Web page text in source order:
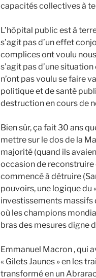
capacités collectives à
L’hôpital public est à
s’agit pas d’un effet
complices ont voulu
s’agit pas d’une
n’ont pas voulu se faire
politique et de santé
destruction en cours de
Bien sûr, ça fait 30 ans
mettre sur le dos de la
majorité (quand ils
occasion de reconstruire
commencé à détruire
pouvoirs, une logique du
investissements
où les champions
bras des mesures digne
Emmanuel Macron , qui
« Gilets Jaunes » en les
transformé en un